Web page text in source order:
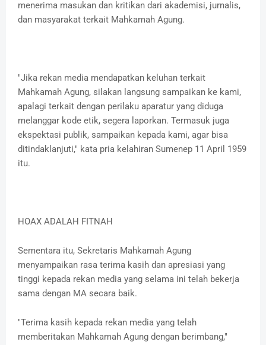
menerima masukan dan kritikan dari akademisi, jurnalis,
dan masyarakat terkait Mahkamah Agung.
"Jika rekan media mendapatkan keluhan terkait
Mahkamah Agung, silakan langsung sampaikan ke kami,
apalagi terkait dengan perilaku aparatur yang diduga
melanggar kode etik, segera laporkan. Termasuk juga
ekspektasi publik, sampaikan kepada kami, agar bisa
ditindaklanjuti," kata pria kelahiran Sumenep 11 April 1959
itu.
HOAX ADALAH FITNAH
Sementara itu, Sekretaris Mahkamah Agung
menyampaikan rasa terima kasih dan apresiasi yang
tinggi kepada rekan media yang selama ini telah bekerja
sama dengan MA secara baik.
"Terima kasih kepada rekan media yang telah
memberitakan Mahkamah Agung dengan berimbang,"